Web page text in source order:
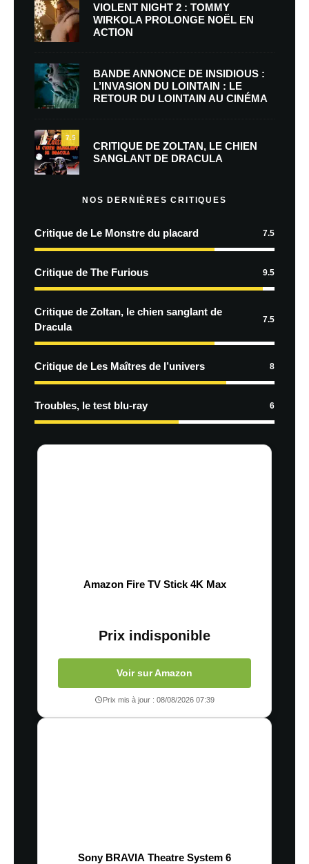
VIOLENT NIGHT 2 : TOMMY
WIRKOLA PROLONGE NOËL EN
ACTION
BANDE ANNONCE DE INSIDIOUS :
L’INVASION DU LOINTAIN : LE
RETOUR DU LOINTAIN AU CINÉMA
7.5
CRITIQUE DE ZOLTAN, LE CHIEN
SANGLANT DE DRACULA
NOS DERNIÈRES CRITIQUES
Critique de Le Monstre du placard 7.5
Critique de The Furious 9.5
Critique de Zoltan, le chien sanglant de
Dracula
7.5
Critique de Les Maîtres de l’univers 8
Troubles, le test blu-ray 6
Amazon Fire TV Stick 4K Max
Prix indisponible
Voir sur Amazon
Prix mis à jour : 08/08/2026 07:39
Sony BRAVIA Theatre System 6